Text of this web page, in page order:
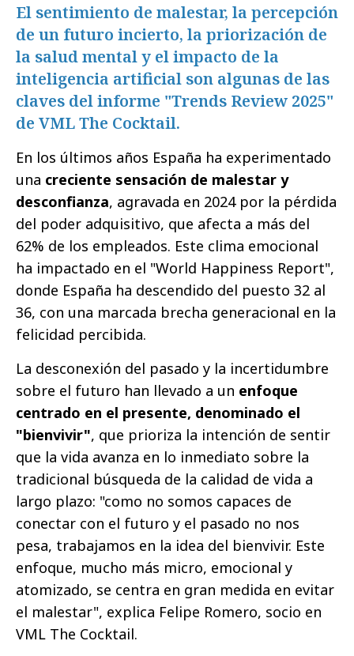
El sentimiento de malestar, la percepción
de un futuro incierto, la priorización de
la salud mental y el impacto de la
inteligencia artificial son algunas de las
claves del informe "Trends Review 2025"
de VML The Cocktail.
En los últimos años España ha experimentado
una creciente sensación de malestar y
desconfianza, agravada en 2024 por la pérdida
del poder adquisitivo, que afecta a más del
62% de los empleados. Este clima emocional
ha impactado en el "World Happiness Report",
donde España ha descendido del puesto 32 al
36, con una marcada brecha generacional en la
felicidad percibida.
La desconexión del pasado y la incertidumbre
sobre el futuro han llevado a un enfoque
centrado en el presente, denominado el
"bienvivir", que prioriza la intención de sentir
que la vida avanza en lo inmediato sobre la
tradicional búsqueda de la calidad de vida a
largo plazo: "como no somos capaces de
conectar con el futuro y el pasado no nos
pesa, trabajamos en la idea del bienvivir. Este
enfoque, mucho más micro, emocional y
atomizado, se centra en gran medida en evitar
el malestar", explica Felipe Romero, socio en
VML The Cocktail.